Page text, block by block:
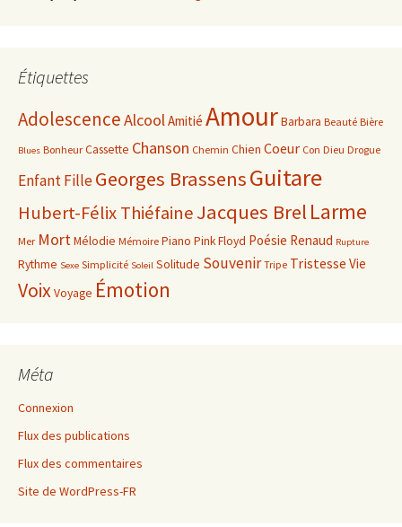
Étiquettes
AdolescenceAlcoolAmitié AmourBarbara Beauté Bière
Blues Bonheur Cassette Chanson Chemin Chien Coeur Con Dieu Drogue
EnfantFilleGeorges BrassensGuitare
Hubert-Félix ThiéfaineJacques Brel Larme
Mer MortMélodie Mémoire Piano Pink Floyd Poésie Renaud Rupture
Rythme Sexe Simplicité Soleil Solitude Souvenir Tripe Tristesse Vie
VoixVoyage Émotion
Méta
Connexion
Flux des publications
Flux des commentaires
Site de WordPress-FR